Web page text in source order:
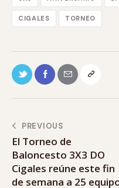
CIGALES TORNEO
PREVIOUS
El Torneo de
Baloncesto 3X3 DO
Cigales reúne este fin
de semana a 25